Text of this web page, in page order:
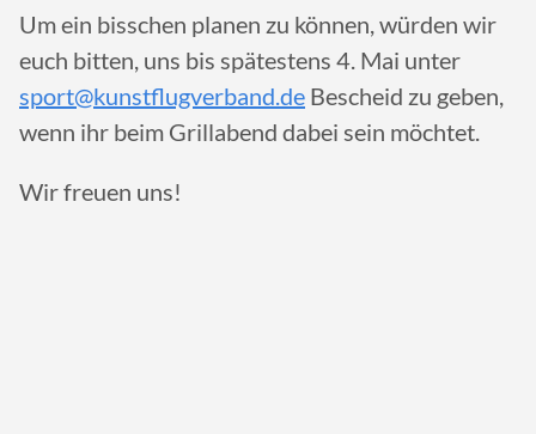
Um ein bisschen planen zu können, würden wir
euch bitten, uns bis spätestens 4. Mai unter
sport@kunstflugverband.de Bescheid zu geben,
wenn ihr beim Grillabend dabei sein möchtet.
Wir freuen uns!